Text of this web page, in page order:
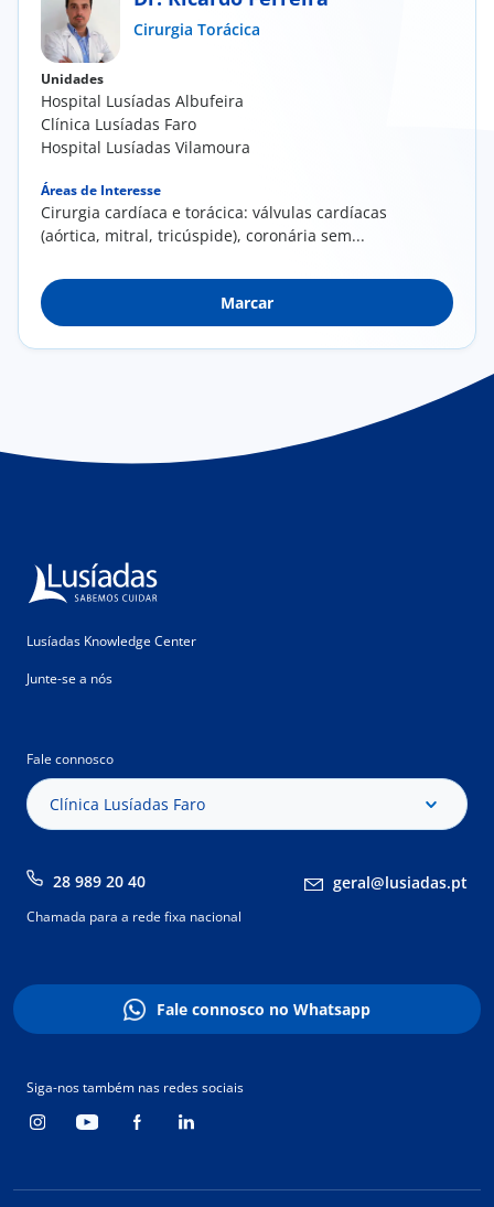
Sport
a nós
EN
Cirurgia Torácica
Unidades
Hospital Lusíadas Albufeira
Clínica Lusíadas Faro
Hospital Lusíadas Vilamoura
Áreas de Interesse
Cirurgia cardíaca e torácica: válvulas cardíacas
(aórtica, mitral, tricúspide), coronária sem...
Marcar
Lusíadas Knowledge Center
Junte-se a nós
Fale connosco
Clínica Lusíadas Faro
28 989 20 40 geral@lusiadas.pt
Chamada para a rede fixa nacional
Fale connosco no Whatsapp
Siga-nos também nas redes sociais